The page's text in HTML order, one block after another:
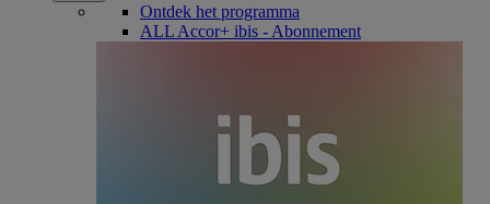
Ontdek het programma
ALL Accor+ ibis - Abonnement